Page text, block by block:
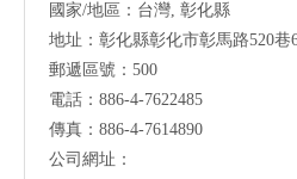
國家/地區：台灣, 彰化縣
地址：彰化縣彰化市彰馬路520巷
郵遞區號：500
電話：886-4-7622485
傳真：886-4-7614890
公司網址：